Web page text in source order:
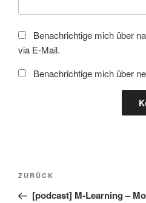
Benachrichtige mich über
via E-Mail.
Benachrichtige mich über
Beitragsnavigation
Vorheriger
Beitrag
ZURÜCK
[podcast] M-Learning –